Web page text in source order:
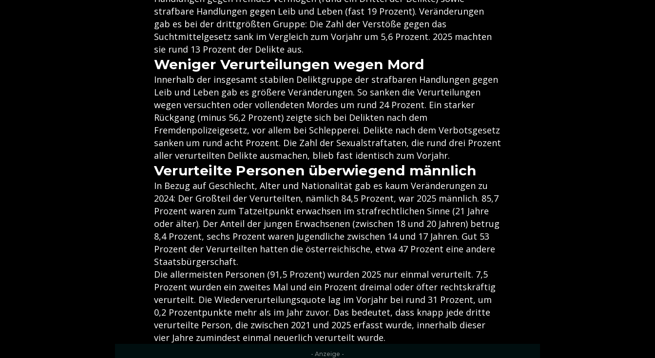
strafbare Handlungen gegen Leib und Leben (fast 19 Prozent). Veränderungen
gab es bei der drittgrößten Gruppe: Die Zahl der Verstöße gegen das
Suchtmittelgesetz sank im Vergleich zum Vorjahr um 5,6 Prozent. 2025 machten
sie rund 13 Prozent der Delikte aus.
Weniger Verurteilungen wegen Mord
Innerhalb der insgesamt stabilen Deliktgruppe der strafbaren Handlungen gegen
Leib und Leben gab es größere Veränderungen. So sanken die Verurteilungen
wegen versuchten oder vollendeten Mordes um rund 24 Prozent. Ein starker
Rückgang (minus 56,2 Prozent) zeigte sich bei Delikten nach dem
Fremdenpolizeigesetz, vor allem bei Schlepperei. Delikte nach dem Verbotsgesetz
sanken um rund acht Prozent. Die Zahl der Sexualstraftaten, die rund drei Prozent
aller verurteilten Delikte ausmachen, blieb fast identisch zum Vorjahr.
Verurteilte Personen überwiegend männlich
In Bezug auf Geschlecht, Alter und Nationalität gab es kaum Veränderungen zu
2024: Der Großteil der Verurteilten, nämlich 84,5 Prozent, war 2025 männlich. 85,7
Prozent waren zum Tatzeitpunkt erwachsen im strafrechtlichen Sinne (21 Jahre
oder älter). Der Anteil der jungen Erwachsenen (zwischen 18 und 20 Jahren) betrug
8,4 Prozent, sechs Prozent waren Jugendliche zwischen 14 und 17 Jahren. Gut 53
Prozent der Verurteilten hatten die österreichische, etwa 47 Prozent eine andere
Staatsbürgerschaft.
Die allermeisten Personen (91,5 Prozent) wurden 2025 nur einmal verurteilt. 7,5
Prozent wurden ein zweites Mal und ein Prozent dreimal oder öfter rechtskräftig
verurteilt. Die Wiederverurteilungsquote lag im Vorjahr bei rund 31 Prozent, um
0,2 Prozentpunkte mehr als im Jahr zuvor. Das bedeutet, dass knapp jede dritte
verurteilte Person, die zwischen 2021 und 2025 erfasst wurde, innerhalb dieser
vier Jahre zumindest einmal neuerlich verurteilt wurde.
- Anzeige -